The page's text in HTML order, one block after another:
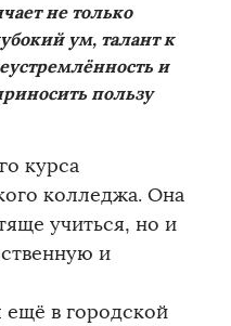
не только
ум, талант к
и
пользу
курса
колледжа. Она
учиться, но и
и
ещё в городской